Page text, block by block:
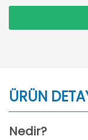
ÜRÜN
Nedir?